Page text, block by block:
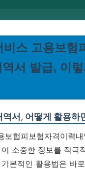
비스 고용보험
서 발급, 이
역서, 어떻게 활용하
보험피보험자격이력
소중한 정보를 적극
본적인 활용법은 바로